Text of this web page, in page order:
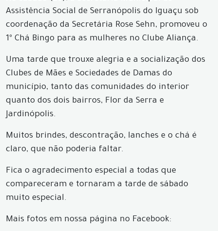
Assistência Social de Serranópolis do Iguaçu sob
coordenação da Secretária Rose Sehn, promoveu o
1º Chá Bingo para as mulheres no Clube Aliança.
Uma tarde que trouxe alegria e a socialização dos
Clubes de Mães e Sociedades de Damas do
município, tanto das comunidades do interior
quanto dos dois bairros, Flor da Serra e
Jardinópolis.
Muitos brindes, descontração, lanches e o chá é
claro, que não poderia faltar.
Fica o agradecimento especial a todas que
compareceram e tornaram a tarde de sábado
muito especial.
Mais fotos em nossa página no Facebook: